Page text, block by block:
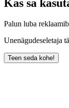
Kas sa
Palun luba
Unenägudeseletaja
Teen seda kohe!